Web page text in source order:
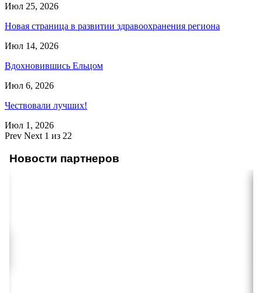
Июл 25, 2026
Новая страница в развитии здравоохранения региона
Июл 14, 2026
Вдохновившись Ельцом
Июл 6, 2026
Чествовали лучших!
Июл 1, 2026
Prev Next 1 из 22
Новости партнеров